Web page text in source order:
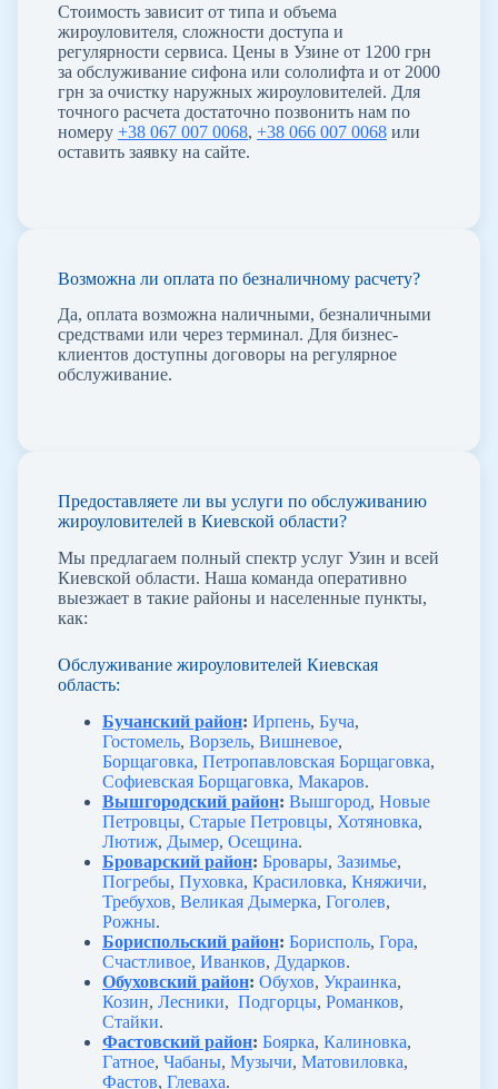
Стоимость зависит от типа и объема
жироуловителя, сложности доступа и
регулярности сервиса. Цены в Узине от 1200 грн
за обслуживание сифона или сололифта и от 2000
грн за очистку наружных жироуловителей. Для
точного расчета достаточно позвонить нам по
номеру +38 067 007 0068, +38 066 007 0068 или
оставить заявку на сайте.
Возможна ли оплата по безналичному расчету?
Да, оплата возможна наличными, безналичными
средствами или через терминал. Для бизнес-
клиентов доступны договоры на регулярное
обслуживание.
Предоставляете ли вы услуги по обслуживанию
жироуловителей в Киевской области?
Мы предлагаем полный спектр услуг Узин и всей
Киевской области. Наша команда оперативно
выезжает в такие районы и населенные пункты,
как:
Обслуживание жироуловителей Киевская
область:
Бучанский район: Ирпень, Буча,
Гостомель, Ворзель, Вишневое,
Борщаговка, Петропавловская Борщаговка,
Софиевская Борщаговка, Макаров.
Вышгородский район: Вышгород, Новые
Петровцы, Старые Петровцы, Хотяновка,
Лютиж, Дымер, Осещина.
Броварский район: Бровары, Зазимье,
Погребы, Пуховка, Красиловка, Княжичи,
Требухов, Великая Дымерка, Гоголев,
Рожны.
Бориспольский район: Борисполь, Гора,
Счастливое, Иванков, Дударков.
Обуховский район: Обухов, Украинка,
Козин, Лесники, Подгорцы, Романков,
Стайки.
Фастовский район: Боярка, Калиновка,
Гатное, Чабаны, Музычи, Матовиловка,
Фастов, Глеваха.